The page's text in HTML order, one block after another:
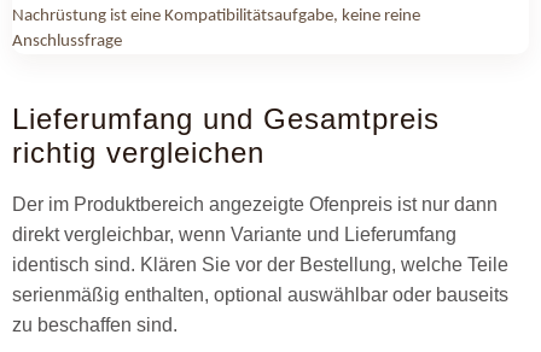
Nachrüstung ist eine Kompatibilitätsaufgabe, keine reine
Anschlussfrage
Lieferumfang und Gesamtpreis
richtig vergleichen
Der im Produktbereich angezeigte Ofenpreis ist nur dann
direkt vergleichbar, wenn Variante und Lieferumfang
identisch sind. Klären Sie vor der Bestellung, welche Teile
serienmäßig enthalten, optional auswählbar oder bauseits
zu beschaffen sind.